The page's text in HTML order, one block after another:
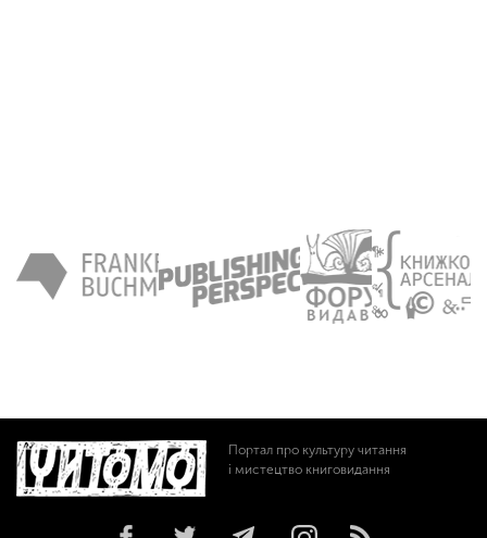
Портал про культуру читання
і мистецтво книговидання